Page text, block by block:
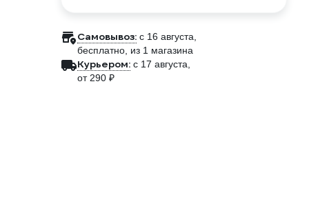
Самовывоз: c 16 августа,
бесплатно , из 1 магазина
Курьером: c 17 августа,
от 290 ₽